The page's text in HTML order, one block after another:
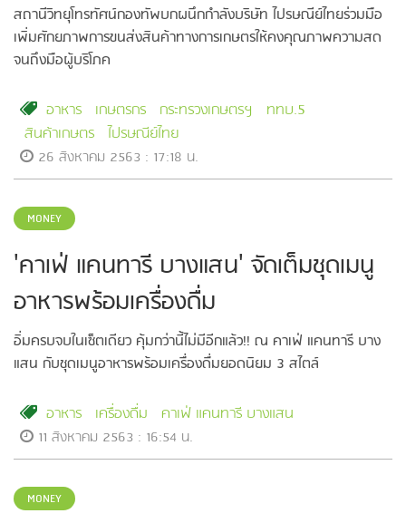
สถานีวิทยุโทรทัศน์กองทัพบกผนึกกำลังบริษัท ไปรษณีย์ไทยร่วมมือ
เพิ่มศักยภาพการขนส่งสินค้าทางการเกษตรให้คงคุณภาพความสด
จนถึงมือผู้บริโภค
อาหาร เกษตรกร กระทรวงเกษตรฯ
ททบ.5
สินค้าเกษตร ไปรษณีย์ไทย
26 สิงหาคม 2563 : 17:18 น.
MONEY
'คาเฟ่ แคนทารี บางแสน' จัดเต็มชุดเมนู
อาหารพร้อมเครื่องดื่ม
อิ่มครบจบในเซ็ตเดียว คุ้มกว่านี้ไม่มีอีกแล้ว!! ณ คาเฟ่ แคนทารี บาง
แสน กับชุดเมนูอาหารพร้อมเครื่องดื่มยอดนิยม 3 สไตล์
อาหาร เครื่องดื่ม คาเฟ่ แคนทารี บางแสน
11 สิงหาคม 2563 : 16:54 น.
MONEY